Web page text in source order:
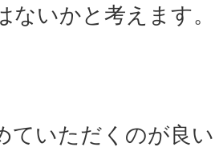
ないかと考えます。
ていただくのが良